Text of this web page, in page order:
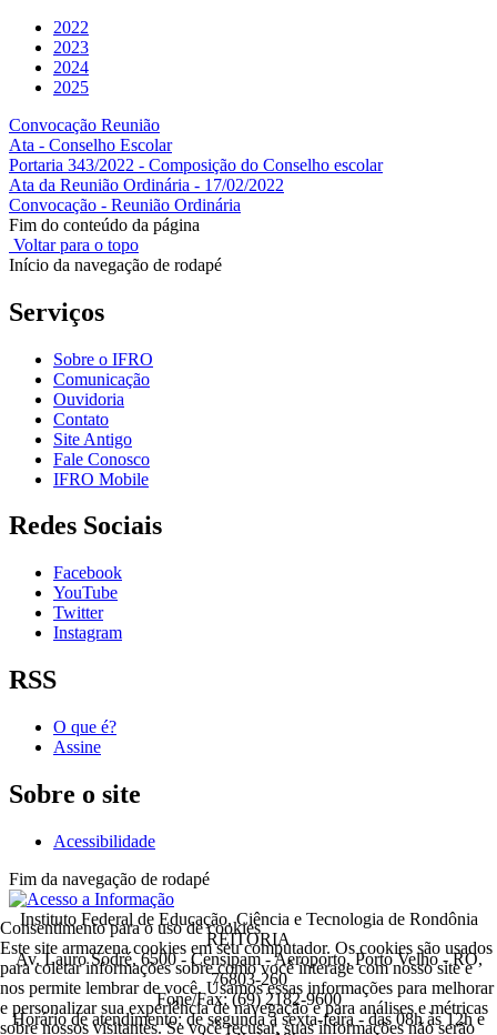
2022
2023
2024
2025
Convocação Reunião
Ata - Conselho Escolar
Portaria 343/2022 - Composição do Conselho escolar
Ata da Reunião Ordinária - 17/02/2022
Convocação - Reunião Ordinária
Fim do conteúdo da página
Voltar para o topo
Início da navegação de rodapé
Serviços
Sobre o IFRO
Comunicação
Ouvidoria
Contato
Site Antigo
Fale Conosco
IFRO Mobile
Redes Sociais
Facebook
YouTube
Twitter
Instagram
RSS
O que é?
Assine
Sobre o site
Acessibilidade
Fim da navegação de rodapé
Instituto Federal de Educação, Ciência e Tecnologia de Rondônia
REITORIA
Av. Lauro Sodré, 6500 - Censipam - Aeroporto, Porto Velho - RO,
76803-260
Fone/Fax: (69) 2182-9600
Horário de atendimento: de segunda a sexta-feira - das 08h às 12h e
Consentimento para o uso de cookies
Este site armazena cookies em seu computador. Os cookies são usados
para coletar informações sobre como você interage com nosso site e
nos permite lembrar de você. Usamos essas informações para melhorar
e personalizar sua experiência de navegação e para análises e métricas
sobre nossos visitantes. Se você recusar, suas informações não serão